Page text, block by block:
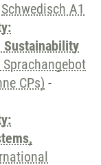
Schwedisch A1
CPs) -